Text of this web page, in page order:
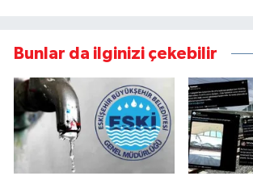
Bunlar da ilginizi çekebilir